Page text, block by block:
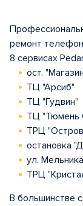
ремонт
8 сервисах
ост.
ТЦ "Арсиб"
ТЦ "Гудвин"
ТЦ "Тюмень
ТРЦ
остановка
ул.
ТРЦ
В большинстве